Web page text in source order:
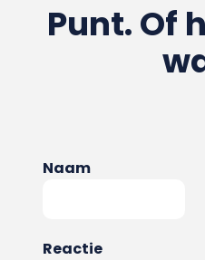
Punt. Of
Naam
Reactie